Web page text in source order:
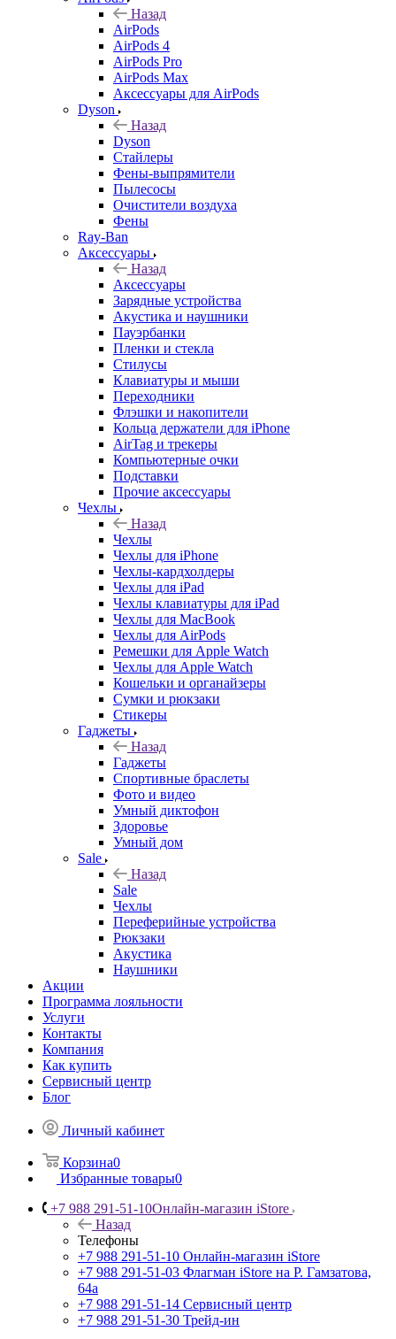
Назад
AirPods
AirPods 4
AirPods Pro
AirPods Max
Аксессуары для AirPods
Dyson
Назад
Dyson
Стайлеры
Фены-выпрямители
Пылесосы
Очистители воздуха
Фены
Ray-Ban
Аксессуары
Назад
Аксессуары
Зарядные устройства
Акустика и наушники
Пауэрбанки
Пленки и стекла
Стилусы
Клавиатуры и мыши
Переходники
Флэшки и накопители
Кольца держатели для iPhone
AirTag и трекеры
Компьютерные очки
Подставки
Прочие аксессуары
Чехлы
Назад
Чехлы
Чехлы для iPhone
Чехлы-кардхолдеры
Чехлы для iPad
Чехлы клавиатуры для iPad
Чехлы для MacBook
Чехлы для AirPods
Ремешки для Apple Watch
Чехлы для Apple Watch
Кошельки и органайзеры
Сумки и рюкзаки
Стикеры
Гаджеты
Назад
Гаджеты
Спортивные браслеты
Фото и видео
Умный диктофон
Здоровье
Умный дом
Sale
Назад
Sale
Чехлы
Переферийные устройства
Рюкзаки
Акустика
Наушники
Акции
Программа лояльности
Услуги
Контакты
Компания
Как купить
Сервисный центр
Блог
Личный кабинет
Корзина0
Избранные товары0
+7 988 291-51-10Онлайн-магазин iStore
Назад
Телефоны
+7 988 291-51-10 Онлайн-магазин iStore
+7 988 291-51-03 Флагман iStore на Р. Гамзатова,
64а
+7 988 291-51-14 Сервисный центр
+7 988 291-51-30 Трейд-ин